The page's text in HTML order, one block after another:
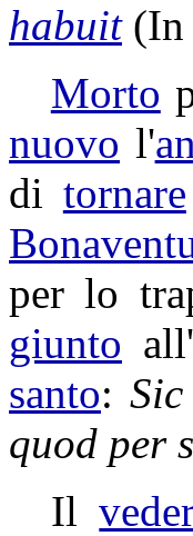
habuit (In
Morto
nuovo l'
di tornare
per lo
giunto all'
santo: Sic
quod per
Il